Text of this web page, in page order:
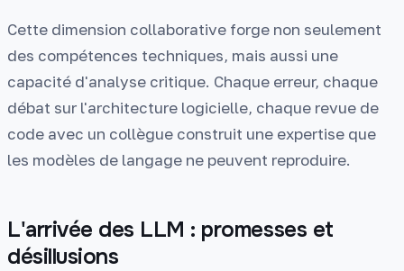
Cette dimension collaborative forge non seulement
des compétences techniques, mais aussi une
capacité d'analyse critique. Chaque erreur, chaque
débat sur l'architecture logicielle, chaque revue de
code avec un collègue construit une expertise que
les modèles de langage ne peuvent reproduire.
L'arrivée des LLM : promesses et
désillusions